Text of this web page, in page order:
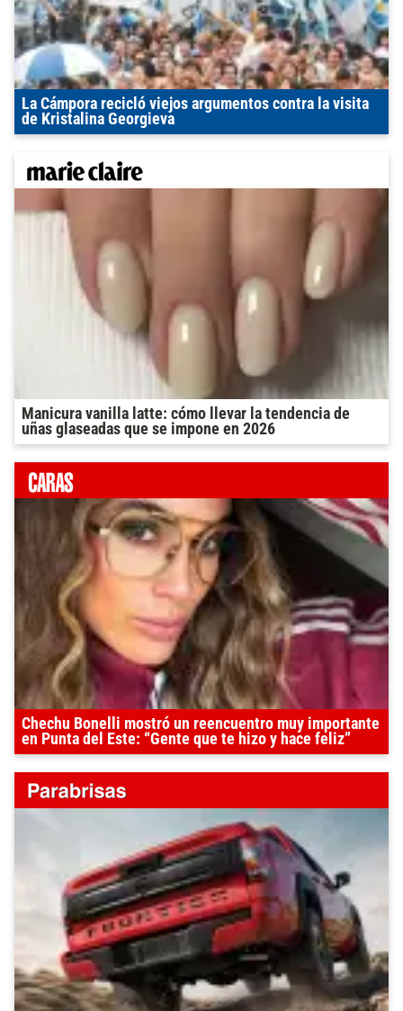
La Cámpora recicló viejos argumentos contra la visita
de Kristalina Georgieva
Manicura vanilla latte: cómo llevar la tendencia de
uñas glaseadas que se impone en 2026
Chechu Bonelli mostró un reencuentro muy importante
en Punta del Este: “Gente que te hizo y hace feliz”